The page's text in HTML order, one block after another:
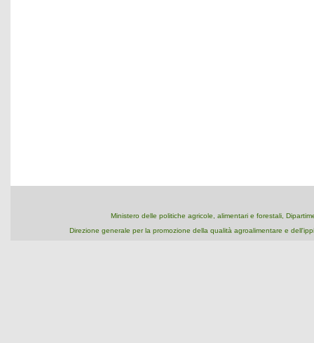
Ministero delle politiche agricole, alimentari e forestali,
Direzione generale per la promozione della qualità agroalimentare e